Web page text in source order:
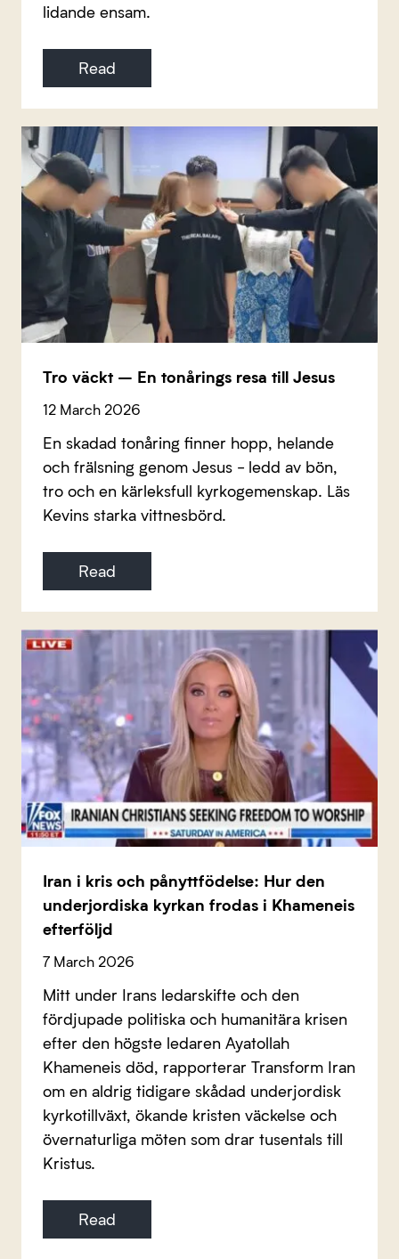
lidande ensam.
Read
Tro väckt – En tonårings resa till Jesus
12 March 2026
En skadad tonåring finner hopp, helande
och frälsning genom Jesus - ledd av bön,
tro och en kärleksfull kyrkogemenskap. Läs
Kevins starka vittnesbörd.
Read
Iran i kris och pånyttfödelse: Hur den
underjordiska kyrkan frodas i Khameneis
efterföljd
7 March 2026
Mitt under Irans ledarskifte och den
fördjupade politiska och humanitära krisen
efter den högste ledaren Ayatollah
Khameneis död, rapporterar Transform Iran
om en aldrig tidigare skådad underjordisk
kyrkotillväxt, ökande kristen väckelse och
övernaturliga möten som drar tusentals till
Kristus.
Read